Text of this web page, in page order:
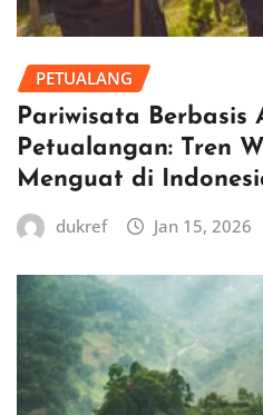
PETUALANG
Pariwisata Berbasis
Petualangan: Tren
Menguat di
dukref Jan 15, 2026